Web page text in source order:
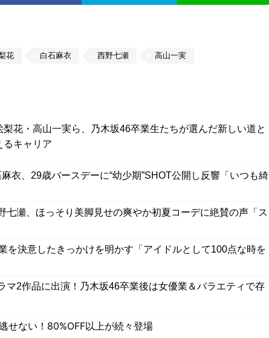
花 白石麻衣 西野七瀬 高山一実
梨花・高山一実ら、乃木坂46卒業生たちが選んだ新しい道と
るキャリア
麻衣、29歳バースデーに“幼少期”SHOT公開し反響「いつも綺
七瀬、ほっそり美脚見せの爽やか初夏コーデに絶賛の声「ス
を決意したきっかけを明かす「アイドルとして100点な時を
マ2作品に出演！乃木坂46卒業後は女優業＆バラエティで存
せない！80%OFF以上が続々登場